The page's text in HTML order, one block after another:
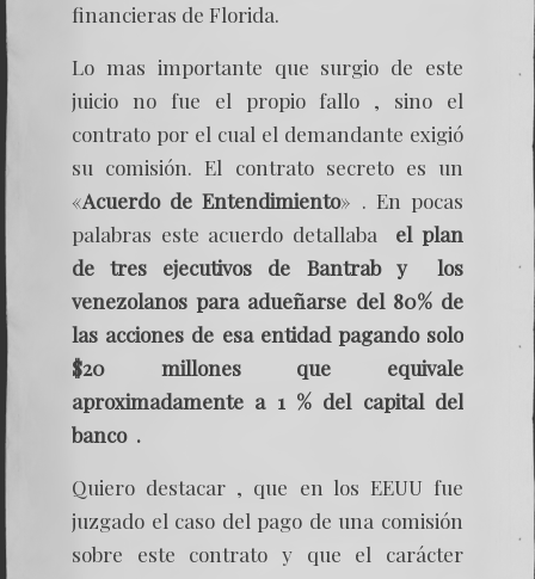
financieras de Florida.
Lo mas importante que surgio de este
juicio no fue el propio fallo , sino el
contrato por el cual el demandante exigió
su comisión. El contrato secreto es un
«Acuerdo de Entendimiento» . En pocas
palabras este acuerdo detallaba el plan
de tres ejecutivos de Bantrab y los
venezolanos para adueñarse del 80% de
las acciones de esa entidad pagando solo
$20 millones que equivale
aproximadamente a 1 % del capital del
banco .
Quiero destacar , que en los EEUU fue
juzgado el caso del pago de una comisión
sobre este contrato y que el carácter